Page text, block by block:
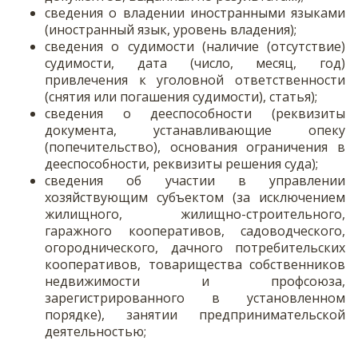
сведения о владении иностранными языками
(иностранный язык, уровень владения);
сведения о судимости (наличие (отсутствие)
судимости, дата (число, месяц, год)
привлечения к уголовной ответственности
(снятия или погашения судимости), статья);
сведения о дееспособности (реквизиты
документа, устанавливающие опеку
(попечительство), основания ограничения в
дееспособности, реквизиты решения суда);
сведения об участии в управлении
хозяйствующим субъектом (за исключением
жилищного, жилищно-строительного,
гаражного кооперативов, садоводческого,
огороднического, дачного потребительских
кооперативов, товарищества собственников
недвижимости и профсоюза,
зарегистрированного в установленном
порядке), занятии предпринимательской
деятельностью;